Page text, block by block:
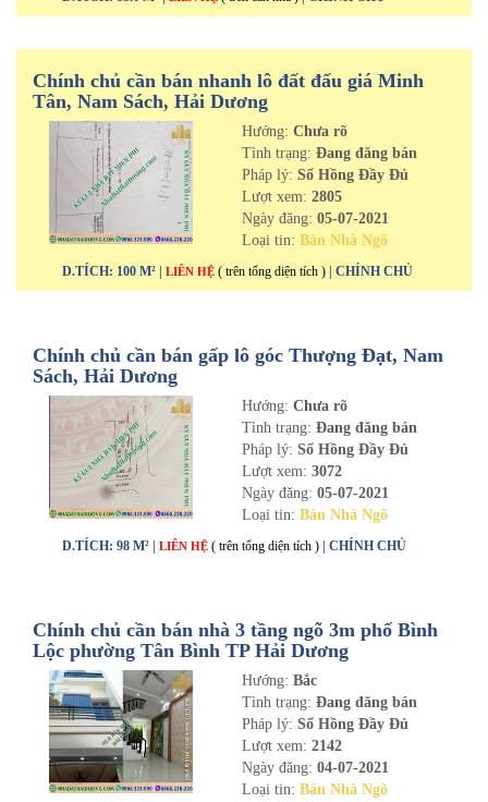
Chính chủ cần bán nhanh lô đất đấu giá Minh
Tân, Nam Sách, Hải Dương
Hướng: Chưa rõ
Tình trạng: Đang đăng bán
Pháp lý: Sổ Hồng Đầy Đủ
Lượt xem: 2805
Ngày đăng: 05-07-2021
Loại tin: Bán Nhà Ngõ
D.TÍCH: 100 M² | LIÊN HỆ ( trên tổng diện tích ) | CHÍNH CHỦ
Chính chủ cần bán gấp lô góc Thượng Đạt, Nam
Sách, Hải Dương
Hướng: Chưa rõ
Tình trạng: Đang đăng bán
Pháp lý: Sổ Hồng Đầy Đủ
Lượt xem: 3072
Ngày đăng: 05-07-2021
Loại tin: Bán Nhà Ngõ
D.TÍCH: 98 M² | LIÊN HỆ ( trên tổng diện tích ) | CHÍNH CHỦ
Chính chủ cần bán nhà 3 tầng ngõ 3m phố Bình
Lộc phường Tân Bình TP Hải Dương
Hướng: Bắc
Tình trạng: Đang đăng bán
Pháp lý: Sổ Hồng Đầy Đủ
Lượt xem: 2142
Ngày đăng: 04-07-2021
Loại tin: Bán Nhà Ngõ